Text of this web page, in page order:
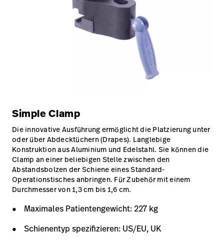
Simple Clamp
Die innovative Ausführung ermöglicht die Platzierung unter
oder über Abdecktüchern (Drapes). Langlebige
Konstruktion aus Aluminium und Edelstahl. Sie können die
Clamp an einer beliebigen Stelle zwischen den
Abstandsbolzen der Schiene eines Standard-
Operationstisches anbringen. Für Zubehör mit einem
Durchmesser von 1,3 cm bis 1,6 cm.
Maximales Patientengewicht: 227 kg
Schienentyp spezifizieren: US/EU, UK